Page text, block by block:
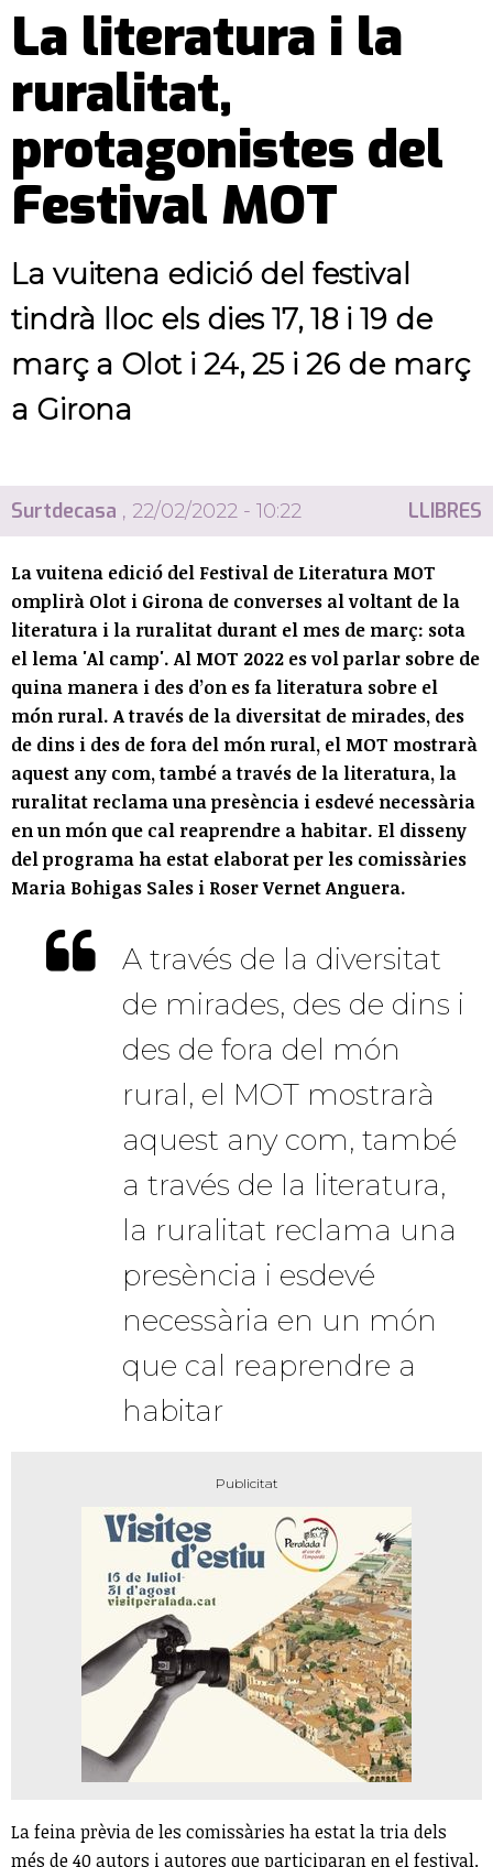
La literatura i la
ruralitat,
protagonistes del
Festival MOT
La vuitena edició del festival
tindrà lloc els dies 17, 18 i 19 de
març a Olot i 24, 25 i 26 de març
a Girona
Surtdecasa , 22/02/2022 - 10:22 LLIBRES
La vuitena edició del Festival de Literatura MOT
omplirà Olot i Girona de converses al voltant de la
literatura i la ruralitat durant el mes de març: sota
el lema 'Al camp'. Al MOT 2022 es vol parlar sobre de
quina manera i des d’on es fa literatura sobre el
món rural. A través de la diversitat de mirades, des
de dins i des de fora del món rural, el MOT mostrarà
aquest any com, també a través de la literatura, la
ruralitat reclama una presència i esdevé necessària
en un món que cal reaprendre a habitar. El disseny
del programa ha estat elaborat per les comissàries
Maria Bohigas Sales i Roser Vernet Anguera.
A través de la diversitat
de mirades, des de dins i
des de fora del món
rural, el MOT mostrarà
aquest any com, també
a través de la literatura,
la ruralitat reclama una
presència i esdevé
necessària en un món
que cal reaprendre a
habitar
La feina prèvia de les comissàries ha estat la tria dels
més de 40 autors i autores que participaran en el festival.